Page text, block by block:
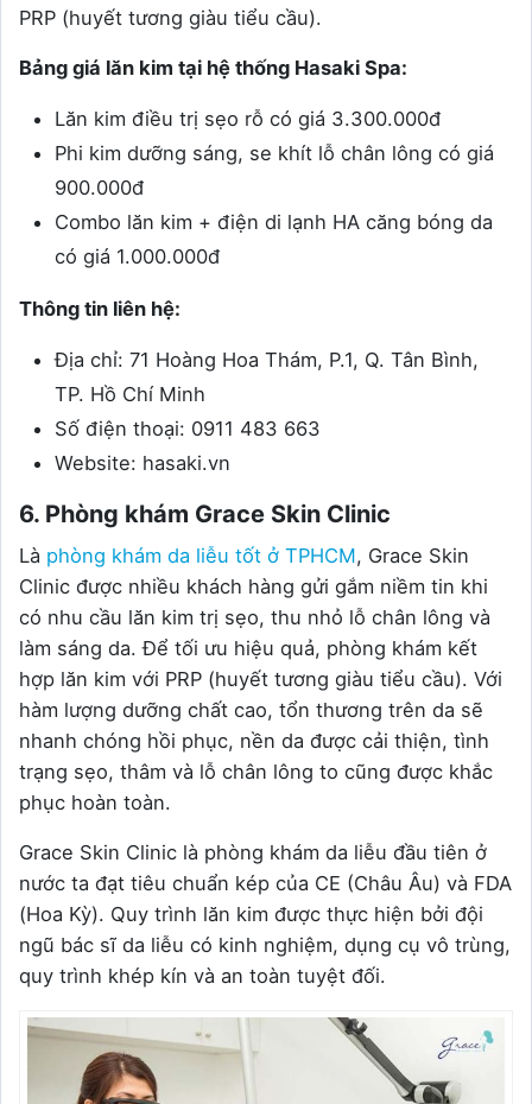
PRP (huyết tương giàu tiểu cầu).
Bảng giá lăn kim tại hệ thống Hasaki Spa:
Lăn kim điều trị sẹo rỗ có giá 3.300.000đ
Phi kim dưỡng sáng, se khít lỗ chân lông có giá
900.000đ
Combo lăn kim + điện di lạnh HA căng bóng da
có giá 1.000.000đ
Thông tin liên hệ:
Địa chỉ: 71 Hoàng Hoa Thám, P.1, Q. Tân Bình,
TP. Hồ Chí Minh
Số điện thoại: 0911 483 663
Website: hasaki.vn
6. Phòng khám Grace Skin Clinic
Là phòng khám da liễu tốt ở TPHCM, Grace Skin
Clinic được nhiều khách hàng gửi gắm niềm tin khi
có nhu cầu lăn kim trị sẹo, thu nhỏ lỗ chân lông và
làm sáng da. Để tối ưu hiệu quả, phòng khám kết
hợp lăn kim với PRP (huyết tương giàu tiểu cầu). Với
hàm lượng dưỡng chất cao, tổn thương trên da sẽ
nhanh chóng hồi phục, nền da được cải thiện, tình
trạng sẹo, thâm và lỗ chân lông to cũng được khắc
phục hoàn toàn.
Grace Skin Clinic là phòng khám da liễu đầu tiên ở
nước ta đạt tiêu chuẩn kép của CE (Châu Âu) và FDA
(Hoa Kỳ). Quy trình lăn kim được thực hiện bởi đội
ngũ bác sĩ da liễu có kinh nghiệm, dụng cụ vô trùng,
quy trình khép kín và an toàn tuyệt đối.